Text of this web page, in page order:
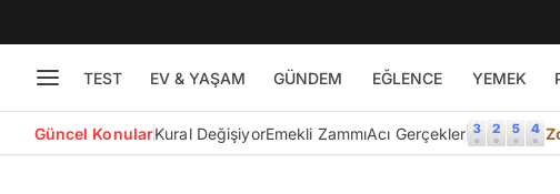
TEST EV & YAŞAM GÜNDEM EĞLENCE YEMEK
Güncel KonularKural DeğişiyorEmekli ZammıAcı Gerçekler